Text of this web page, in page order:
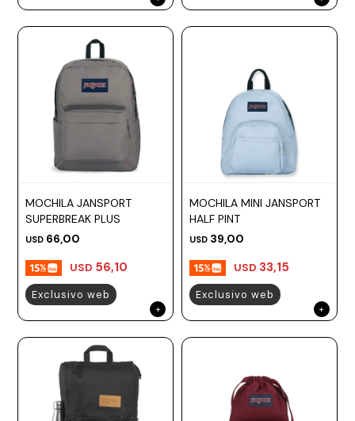
MOCHILA JANSPORT
SUPERBREAK PLUS
USD 66,00
USD 56,10
Exclusivo web
MOCHILA MINI JANSPORT
HALF PINT
USD 39,00
USD 33,15
Exclusivo web